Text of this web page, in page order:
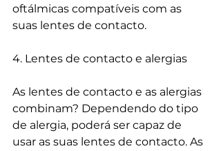
oftálmicas compatíveis com as
suas lentes de contacto.
4. Lentes de contacto e alergias
As lentes de contacto e as alergias
combinam? Dependendo do tipo
de alergia, poderá ser capaz de
usar as suas lentes de contacto. As